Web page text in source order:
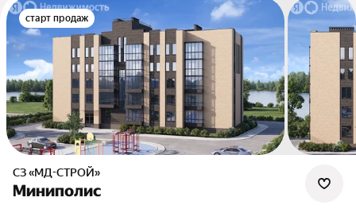
старт продаж
СЗ «МД-СТРОЙ»
Миниполис